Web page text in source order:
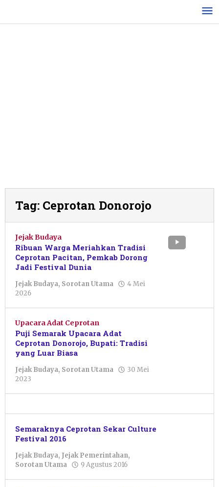
konten
Tag: Ceprotan Donorojo
Jejak Budaya
Ribuan Warga Meriahkan Tradisi
Ceprotan Pacitan, Pemkab Dorong
Jadi Festival Dunia
Jejak Budaya, Sorotan Utama
4 Mei
2026
Primanto
Upacara Adat Ceprotan
Puji Semarak Upacara Adat
Ceprotan Donorojo, Bupati: Tradisi
yang Luar Biasa
Jejak Budaya, Sorotan Utama
30 Mei
2023
Semaraknya Ceprotan Sekar Culture
Festival 2016
Jejak Budaya, Jejak Pemerintahan,
Sorotan Utama
9 Agustus 2016